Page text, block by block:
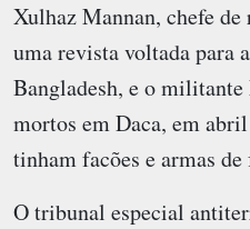
Xulhaz Mannan, chefe de
uma revista voltada para
Bangladesh, e o
mortos em Daca, em
tinham facões e armas de
O tribunal especial